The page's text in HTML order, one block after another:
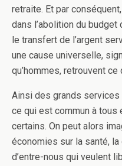
retraite. Et par
dans l’abolition du
le transfert de l’argent
une cause universelle,
qu’hommes, retrouvent
Ainsi des grands
ce qui est commun à tous
certains. On peut alors
économies sur la santé, la
d’entre-nous qui veulent